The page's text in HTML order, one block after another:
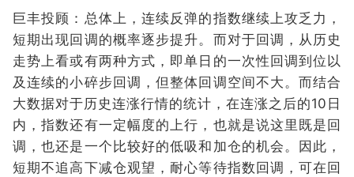
巨丰投顾：总体上，连续反弹的指数继续上攻乏力，
短期出现回调的概率逐步提升。而对于回调，从历史
走势上看或有两种方式，即单日的一次性回调到位以
及连续的小碎步回调，但整体回调空间不大。而结合
大数据对于历史连涨行情的统计，在连涨之后的10日
内，指数还有一定幅度的上行，也就是说这里既是回
调，也还是一个比较好的低吸和加仓的机会。因此，
短期不追高下减仓观望，耐心等待指数回调，可在回